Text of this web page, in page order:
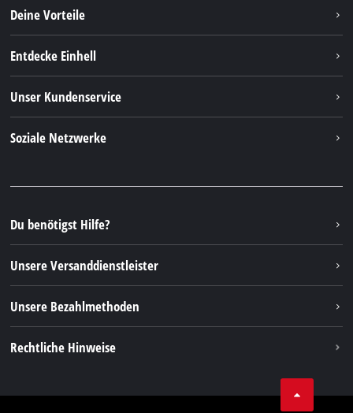
Deine Vorteile
Entdecke Einhell
Nachhaltigkeit
Unser Kundenservice
FAQs
Rücksendungen / Widerruf
Verpackungsrichtlinien
Hinweise zur Batterieentsorgung
Vertrag widerrufen
Soziale Netzwerke
Instagram
TikTok
Pinterest
Linkedin
Du benötigst Hilfe?
Unsere Versanddienstleister
Unsere Bezahlmethoden
Rechtliche Hinweise